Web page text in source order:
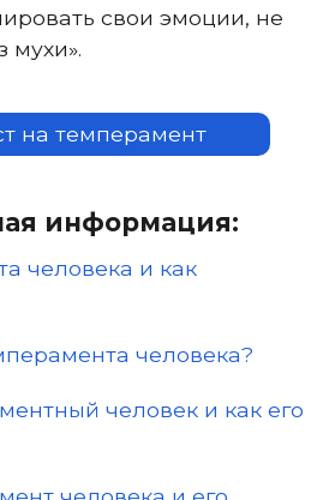
свои эмоции, не
мухи».
на темперамент
информация:
человека и как
человека?
человек и как его